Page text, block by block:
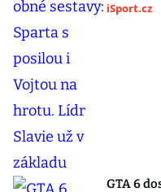
iSport.cz
GTA 6